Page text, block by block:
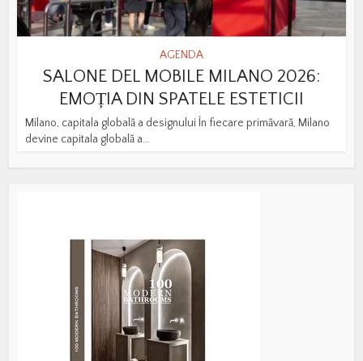
AGENDA
SALONE DEL MOBILE MILANO 2026:
EMOȚIA DIN SPATELE ESTETICII
Milano, capitala globală a designului În fiecare primăvară, Milano
devine capitala globală a...